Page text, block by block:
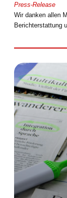
Press-Release
Wir danken allen
Berichterstattung